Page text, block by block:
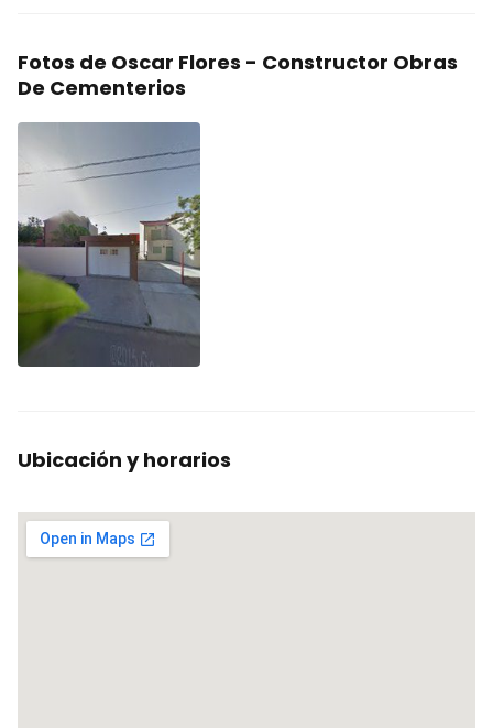
Fotos de Oscar Flores - Constructor Obras
De Cementerios
Ubicación y horarios